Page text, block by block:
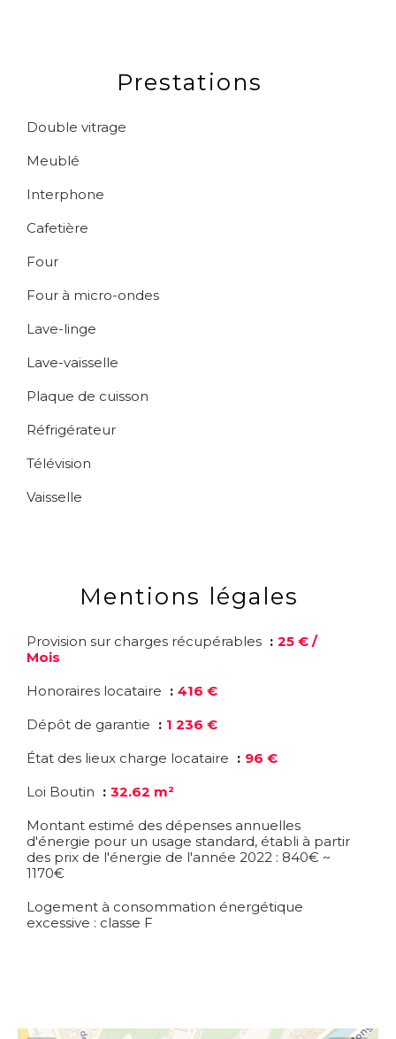
Prestations
Double vitrage
Meublé
Interphone
Cafetière
Four
Four à micro-ondes
Lave-linge
Lave-vaisselle
Plaque de cuisson
Réfrigérateur
Télévision
Vaisselle
Mentions légales
Provision sur charges récupérables
25 € /
Mois
Honoraires locataire
416 €
Dépôt de garantie
1 236 €
État des lieux charge locataire
96 €
Loi Boutin
32.62 m²
Montant estimé des dépenses annuelles
d'énergie pour un usage standard, établi à partir
des prix de l'énergie de l'année 2022 : 840€ ~
1170€
Logement à consommation énergétique
excessive : classe F